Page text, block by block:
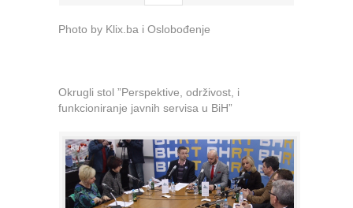
Photo by Klix.ba i Oslobođenje
Okrugli stol ”Perspektive, održivost, i
funkcioniranje javnih servisa u BiH”